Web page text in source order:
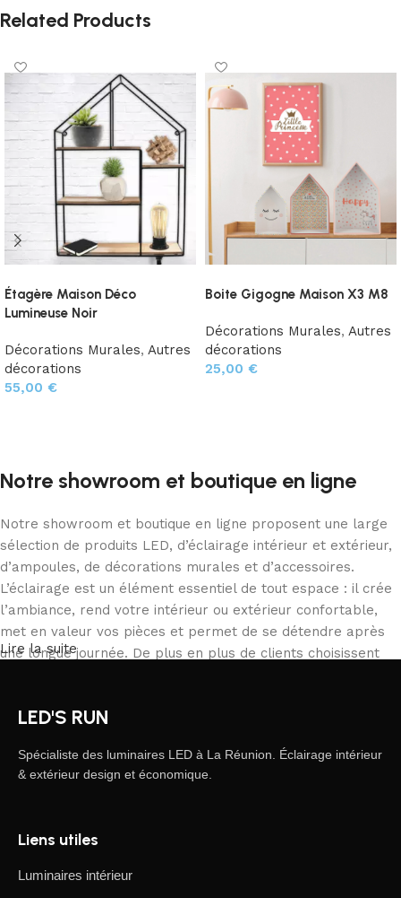
Related Products
Étagère Maison Déco
Lumineuse Noir
Décorations Murales, Autres
décorations
55,00 €
Boite Gigogne Maison X3 M8
Décorations Murales, Autres
décorations
25,00 €
Notre showroom et boutique en ligne
Notre showroom et boutique en ligne proposent une large
sélection de produits LED, d’éclairage intérieur et extérieur,
d’ampoules, de décorations murales et d’accessoires.
L’éclairage est un élément essentiel de tout espace : il crée
l’ambiance, rend votre intérieur ou extérieur confortable,
met en valeur vos pièces et permet de se détendre après
une longue journée. De plus en plus de clients choisissent
correspond à leurs besoins. Notre catalogue inclut des
professionnels.
Les fabricants de luminaires LED proposent des créations
fascinantes : on y trouve des produits standards et des
Lire la suite
LED'S RUN
Spécialiste des luminaires LED à La Réunion. Éclairage intérieur
& extérieur design et économique.
Liens utiles
Luminaires intérieur